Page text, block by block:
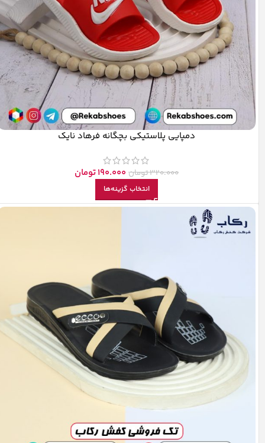
دمپایی پلاستیکی بچگانه فرهاد نایک
320.000تومان 190.000تومان
انتخاب گزینه‌ها